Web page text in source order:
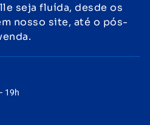
seja fluída, desde os
nosso site, até o pós-
19h